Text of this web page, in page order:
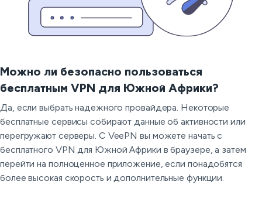
Можно ли безопасно пользоваться
бесплатным VPN для Южной Африки?
Да, если выбрать надежного провайдера. Некоторые
бесплатные сервисы собирают данные об активности или
перегружают серверы. С VeePN вы можете начать с
бесплатного VPN для Южной Африки в браузере, а затем
перейти на полноценное приложение, если понадобятся
более высокая скорость и дополнительные функции.